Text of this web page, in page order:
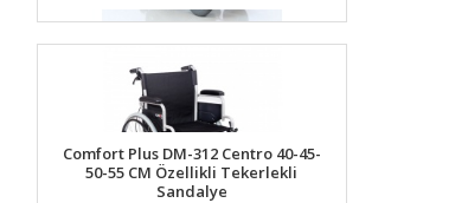
Comfort Plus DM-312 Centro 40-45-
50-55 CM Özellikli Tekerlekli
Sandalye